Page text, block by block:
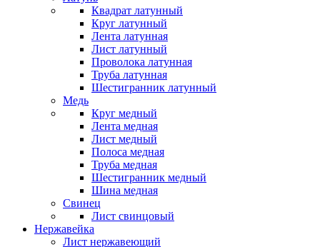
Квадрат латунный
Круг латунный
Лента латунная
Лист латунный
Проволока латунная
Труба латунная
Шестигранник латунный
Медь
Круг медный
Лента медная
Лист медный
Полоса медная
Труба медная
Шестигранник медный
Шина медная
Свинец
Лист свинцовый
Нержавейка
Лист нержавеющий